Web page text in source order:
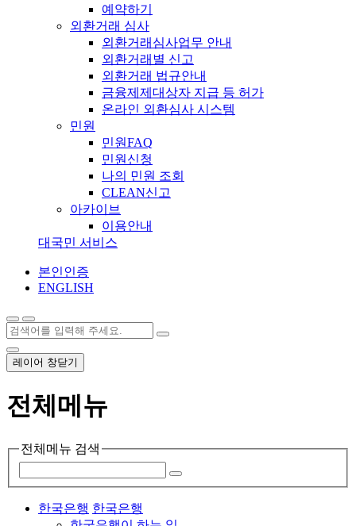
예약하기
외환거래 심사
외환거래심사업무 안내
외환거래별 신고
외환거래 법규안내
금융제제대상자 지급 등 허가
온라인 외환심사 시스템
민원
민원FAQ
민원신청
나의 민원 조회
CLEAN신고
아카이브
이용안내
대국민 서비스
본인인증
ENGLISH
레이어 창닫기
전체메뉴
전체메뉴 검색
한국은행 한국은행